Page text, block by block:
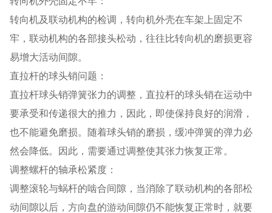
转向机及联动机构的检调，转向机外壳在车架上固定不
牢，联动机构的各部接头松动，往往比转向机的磨损更容
易增大活动间隙。
直拉杆的球头销问题：
直拉杆球头销弹簧张力的调整，直拉杆的球头销在运动中
要承受和传递很大的推力，因此，即使保持良好的润滑，
也不能避免磨损。随着球头销的磨损，缓冲弹簧的弹力必
然会降低。因此，需要通过调整使其张力恢复正常。
调整螺杆的轴承松紧度：
调整滚轮与蜗杆的啮合间隙，当消除了联动机构的各部松
动间隙以后，方向盘的游动间隙仍不能恢复正常时，就要